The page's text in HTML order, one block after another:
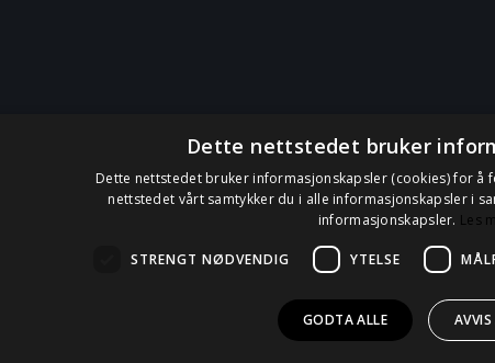
Dette nettstedet bruker
Dette nettstedet bruker informasjonskapsler (cookies) for å
nettstedet vårt samtykker du i alle informasjonskapsler i
informasjonskapsler. Les
STRENGT NØDVENDIG YTELSE
GODTA ALLE AVVIS